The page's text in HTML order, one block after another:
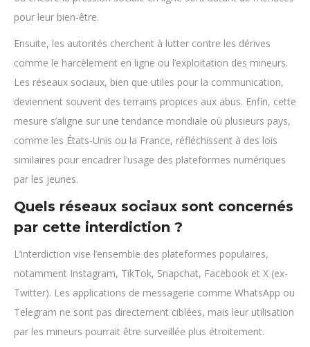
pour leur bien-être.
Ensuite, les autorités cherchent à lutter contre les dérives
comme le harcèlement en ligne ou l’exploitation des mineurs.
Les réseaux sociaux, bien que utiles pour la communication,
deviennent souvent des terrains propices aux abus. Enfin, cette
mesure s’aligne sur une tendance mondiale où plusieurs pays,
comme les États-Unis ou la France, réfléchissent à des lois
similaires pour encadrer l’usage des plateformes numériques
par les jeunes.
Quels réseaux sociaux sont concernés
par cette interdiction ?
L’interdiction vise l’ensemble des plateformes populaires,
notamment Instagram, TikTok, Snapchat, Facebook et X (ex-
Twitter). Les applications de messagerie comme WhatsApp ou
Telegram ne sont pas directement ciblées, mais leur utilisation
par les mineurs pourrait être surveillée plus étroitement.